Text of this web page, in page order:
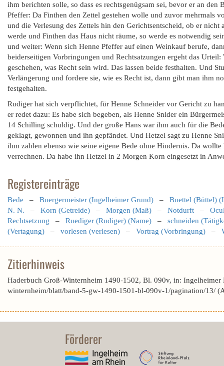
ihm berichten solle, so dass es rechtsgenügsam sei, bevor er an
Pfeffer: Da Finthen den Zettel gestehen wolle und zuvor mehrmals
und die Verlesung des Zettels hin den Gerichtsentscheid, ob er
werde und Finthen das Haus nicht räume, so werde es notwendig
und weiter: Wenn sich Henne Pfeffer auf einen Weinkauf berufe,
beiderseitigen Vorbringungen und Rechtsatzungen ergeht das
geschehen, was Recht sein wird. Das lassen beide festhalten. Und
Verlängerung und fordere sie, wie es Recht ist, dann gibt man ihm
festgehalten.
Rudiger hat sich verpflichtet, für Henne Schneider vor Gericht zu
er redet dazu: Es habe sich begeben, als Henne Snider ein
14 Schilling schuldig. Und der große Hans war ihm auch für die
geklagt, gewonnen und ihn gepfändet. Und Hetzel sagt zu Henne
ihm zahlen ebenso wie seine eigene Bede ohne Hindernis. Da
verrechnen. Da habe ihn Hetzel in 2 Morgen Korn eingesetzt in
Registereinträge
Bede – Buergermeister (Ingelheimer Grund) – Buettel (Büttel)
N. N. – Korn (Getreide) – Morgen (Maß) – Notdurft –
Rechtsetzung – Ruediger (Rudiger) (Name) – schneiden
(Vertagung) – vorlesen (verlesen) – Vortrag (Vorbringung) –
Zitierhinweis
Haderbuch Groß-Winternheim 1490-1502, Bl. 090v, in:
winternheim/blatt/band-5-gw-1490-1501-bl-090v-1/pagination/13/
Förderer